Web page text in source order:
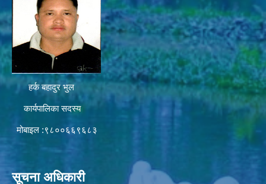
हर्क बहादुर भुल
कार्यपालिका सदस्य
मोबाइल :९८००६६९६८३
सूचना अधिकारी